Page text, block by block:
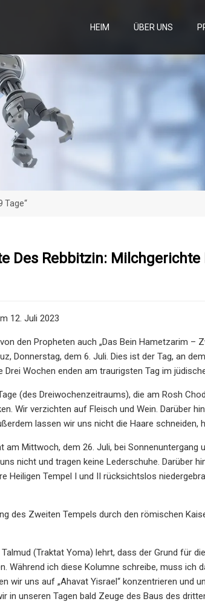
HEIM ÜBER UNS
Tage“
Des Rebbitzin: Milchgerichte
12. Juli 2023
den Propheten auch „Das Bein Hametzarim –
Donnerstag, dem 6. Juli. Dies ist der Tag, an
Drei Wochen enden am traurigsten Tag im
(des Dreiwochenzeitraums), die am Rosh
Wir verzichten auf Fleisch und Wein. Darüber
lassen wir uns nicht die Haare
am Mittwoch, dem 26. Juli, bei Sonnenuntergang
nicht und tragen keine Lederschuhe. Darüber
Heiligen Tempel I und II rücksichtslos
des Zweiten Tempels durch den römischen
(Traktat Yoma) lehrt, dass der Grund für
Während ich diese Kolumne schreibe, muss ich
wir uns auf „Ahavat Yisrael“ konzentrieren und
in unseren Tagen bald Zeuge des Baus des